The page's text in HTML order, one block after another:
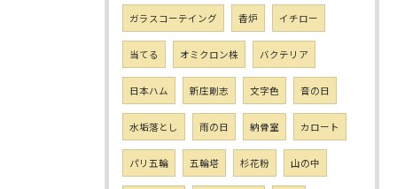
ガラスコーテイング 香炉 イチロー
当てる オミクロン株 バクテリア
日本ハム 新庄剛志 文字色 音の日
水垢落とし 雨の日 納骨室 カロート
パリ五輪 五輪塔 杉花粉 山の中